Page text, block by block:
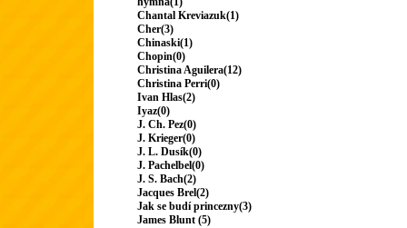
Chantal Kreviazuk(1)
Cher(3)
Chinaski(1)
Chopin(0)
Christina Aguilera(12)
Christina Perri(0)
Ivan Hlas(2)
Iyaz(0)
J. Ch. Pez(0)
J. Krieger(0)
J. L. Dusík(0)
J. Pachelbel(0)
J. S. Bach(2)
Jacques Brel(2)
Jak se budí princezny(3)
James Blunt (5)